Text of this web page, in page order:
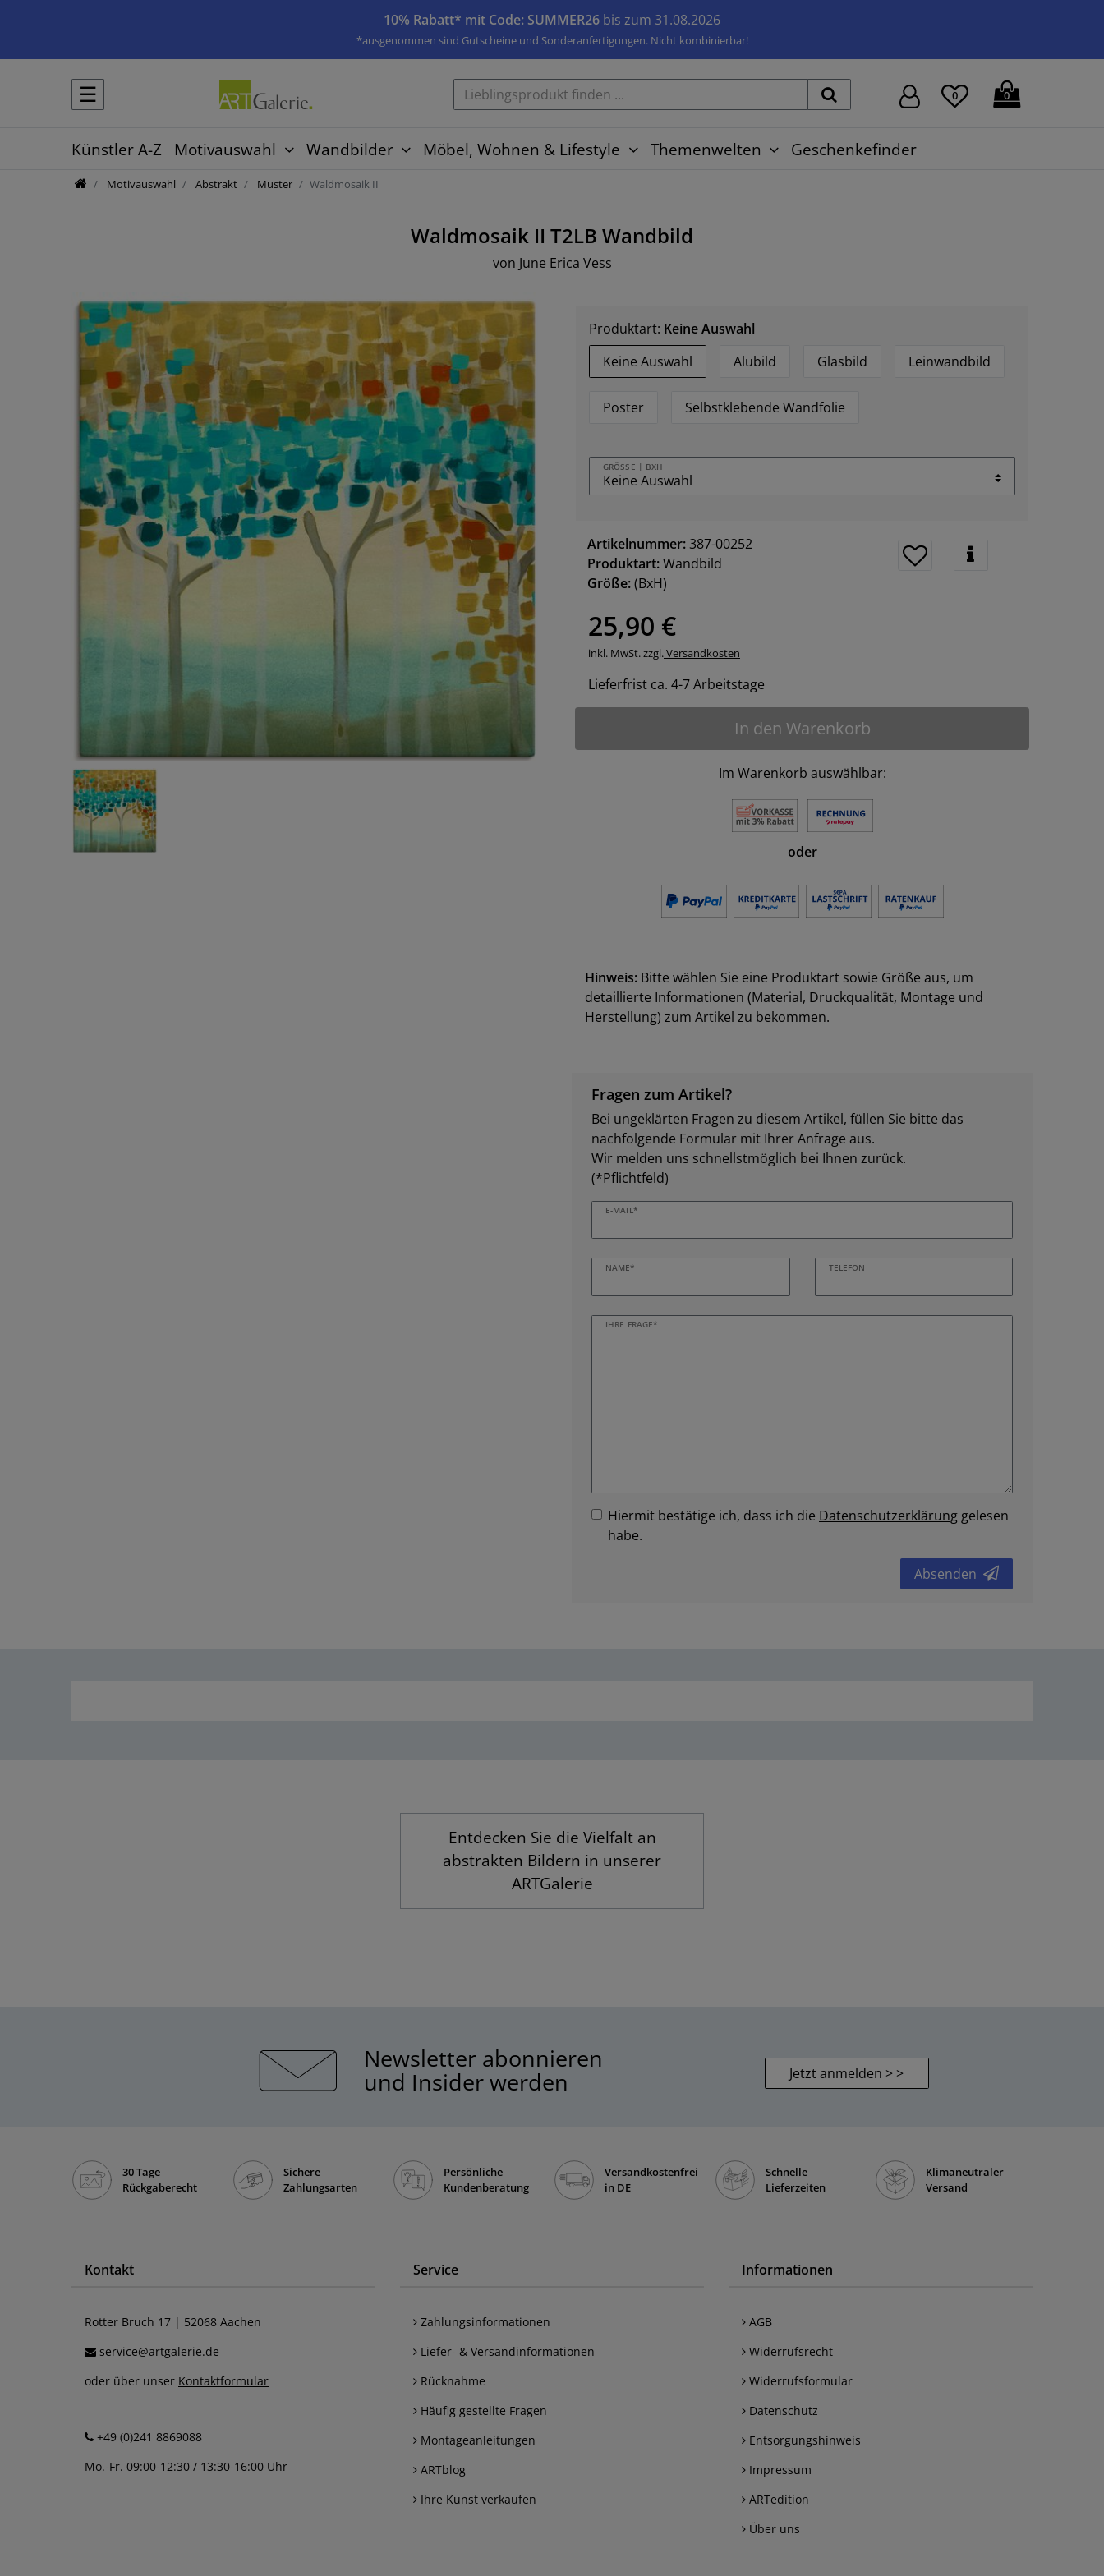
10% Rabatt* mit Code: SUMMER26 bis zum 31.08.2026
*ausgenommen sind Gutscheine und Sonderanfertigungen. Nicht kombinierbar!
☰ 0 0
Künstler A-Z Motivauswahl Wandbilder Möbel, Wohnen & Lifestyle Themenwelten Geschenkefinder
Motivauswahl Abstrakt Muster Waldmosaik II
Waldmosaik II T2LB Wandbild
von June Erica Vess
Produktart: Keine Auswahl
Keine Auswahl
Alubild Glasbild Leinwandbild
Poster Selbstklebende Wandfolie
GRÖSSE | BXH
Artikelnummer:387-00252
Produktart:Wandbild
Größe:(BxH)
25,90 €
inkl. MwSt. zzgl. Versandkosten
Lieferfrist ca. 4-7 Arbeitstage
In den Warenkorb
Im Warenkorb auswählbar:
oder
Hinweis: Bitte wählen Sie eine Produktart sowie Größe aus, um
detaillierte Informationen (Material, Druckqualität, Montage und
Herstellung) zum Artikel zu bekommen.
Fragen zum Artikel?
Bei ungeklärten Fragen zu diesem Artikel, füllen Sie bitte das
nachfolgende Formular mit Ihrer Anfrage aus.
Wir melden uns schnellstmöglich bei Ihnen zurück.
(*Pflichtfeld)
E-MAIL*
NAME* TELEFON
IHRE FRAGE*
Hiermit bestätige ich, dass ich die Daten­schutz­erklärung gelesen
habe.
Absenden
Entdecken Sie die Vielfalt an
abstrakten Bildern in unserer
ARTGalerie
Newsletter abonnieren
und Insider werden Jetzt anmelden > >
30 Tage
Rückgaberecht
Sichere
Zahlungsarten
Persönliche
Kundenberatung
Versandkostenfrei
in DE
Schnelle
Lieferzeiten
Klimaneutraler
Versand
Kontakt
Rotter Bruch 17 | 52068 Aachen
service@artgalerie.de
oder über unser Kontaktformular
+49 (0)241 8869088
Mo.-Fr. 09:00-12:30 / 13:30-16:00 Uhr
Service
Zahlungsinformationen
Liefer- & Versandinformationen
Rücknahme
Häufig gestellte Fragen
Montageanleitungen
ARTblog
Ihre Kunst verkaufen
Informationen
AGB
Widerrufsrecht
Widerrufsformular
Datenschutz
Entsorgungshinweis
Impressum
ARTedition
Über uns